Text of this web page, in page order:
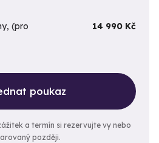
(pro
14 990 Kč
poukaz
a termín si rezervujte vy nebo
později.